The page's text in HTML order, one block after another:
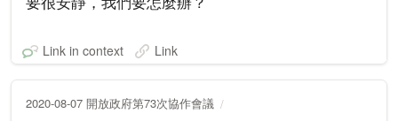
Link in context Link
2020-08-07 開放政府第73次協作會議